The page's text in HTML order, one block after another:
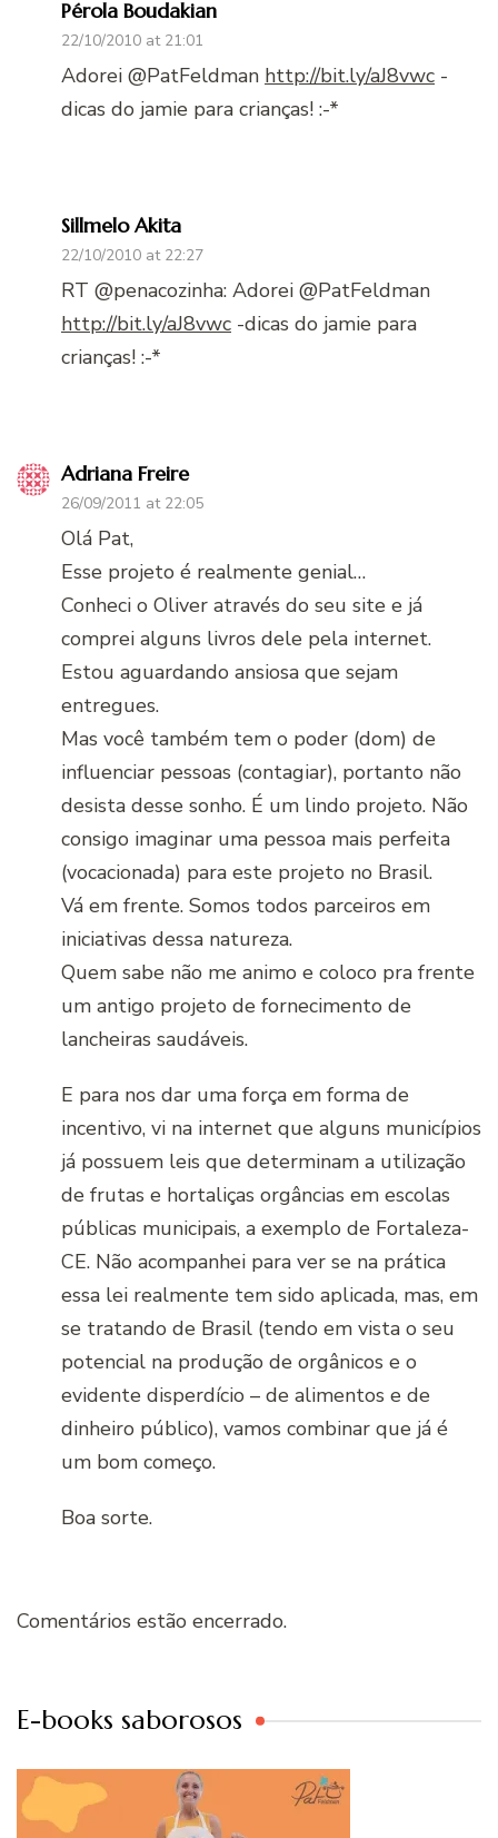
Pérola Boudakian
22/10/2010 at 21:01
Adorei @PatFeldman http://bit.ly/aJ8vwc -
dicas do jamie para crianças! :-*
Sillmelo Akita
22/10/2010 at 22:27
RT @penacozinha: Adorei @PatFeldman
http://bit.ly/aJ8vwc -dicas do jamie para
crianças! :-*
Adriana Freire
26/09/2011 at 22:05
Olá Pat,
Esse projeto é realmente genial…
Conheci o Oliver através do seu site e já
comprei alguns livros dele pela internet.
Estou aguardando ansiosa que sejam
entregues.
Mas você também tem o poder (dom) de
influenciar pessoas (contagiar), portanto não
desista desse sonho. É um lindo projeto. Não
consigo imaginar uma pessoa mais perfeita
(vocacionada) para este projeto no Brasil.
Vá em frente. Somos todos parceiros em
iniciativas dessa natureza.
Quem sabe não me animo e coloco pra frente
um antigo projeto de fornecimento de
lancheiras saudáveis.
E para nos dar uma força em forma de
incentivo, vi na internet que alguns municípios
já possuem leis que determinam a utilização
de frutas e hortaliças orgâncias em escolas
públicas municipais, a exemplo de Fortaleza-
CE. Não acompanhei para ver se na prática
essa lei realmente tem sido aplicada, mas, em
se tratando de Brasil (tendo em vista o seu
potencial na produção de orgânicos e o
evidente disperdício – de alimentos e de
dinheiro público), vamos combinar que já é
um bom começo.
Boa sorte.
Comentários estão encerrado.
E-books saborosos